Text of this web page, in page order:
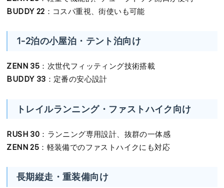
BUDDY 22 ：コスパ重視、街使いも可能
1-2泊の小屋泊・テント泊向け
ZENN 35 ：次世代フィッティング技術搭載
BUDDY 33 ：定番の安心設計
トレイルランニング・ファストハイク向け
RUSH 30 ：ランニング専用設計、抜群の一体感
ZENN 25 ：軽装備でのファストハイクにも対応
長期縦走・重装備向け